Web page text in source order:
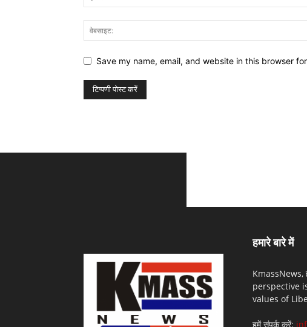
Save my name, email, and website in this browser
हमारे बारे में
perspective
values of
हमें संपर्क करें: